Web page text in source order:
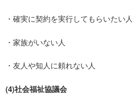
・確実に契約を実行してもらいたい人
・家族がいない人
・友人や知人に頼れない人
(4)社会福祉協議会